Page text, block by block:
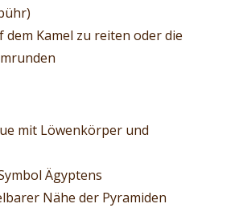
dem Kamel zu reiten oder die
mit Löwenkörper und
Ägyptens
Nähe der Pyramiden